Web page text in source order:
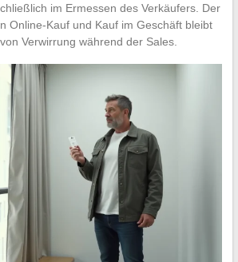
im Ermessen des Verkäufers. Der
Online-Kauf und Kauf im Geschäft bleibt
Verwirrung während der Sales.